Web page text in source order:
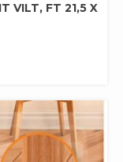
VILT, FT 21,5 X